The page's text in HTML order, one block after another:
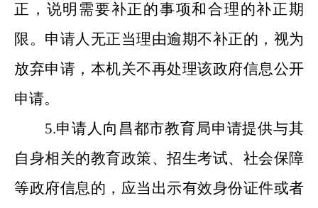
正，说明需要补正的事项和合理的补正期
限。申请人无正当理由逾期不补正的，视为
放弃申请，本机关不再处理该政府信息公开
申请。
5.申请人向昌都市教育局申请提供与其
自身相关的教育政策、招生考试、社会保障
等政府信息的，应当出示有效身份证件或者